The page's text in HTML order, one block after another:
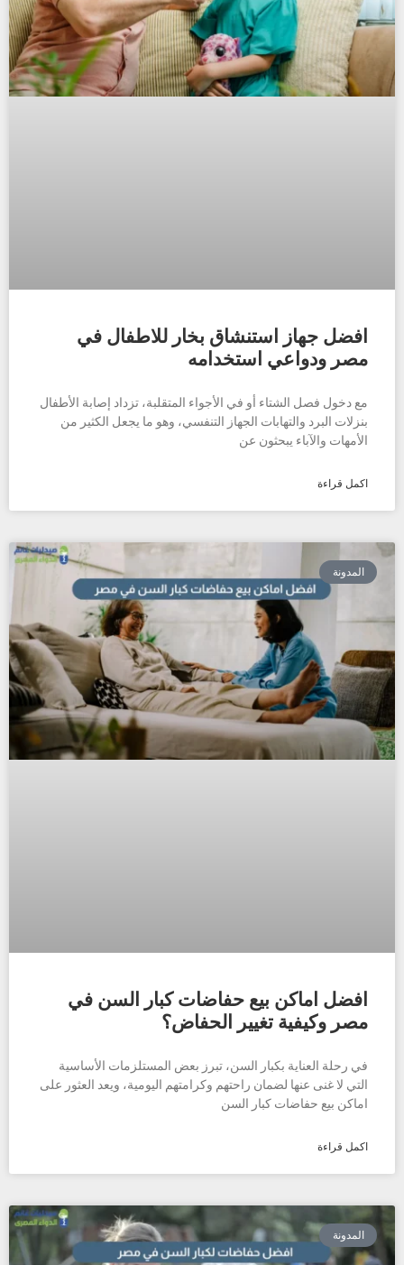
افضل جهاز استنشاق بخار للاطفال في
مصر ودواعي استخدامه
مع دخول فصل الشتاء أو في الأجواء المتقلبة، تزداد إصابة الأطفال
بنزلات البرد والتهابات الجهاز التنفسي، وهو ما يجعل الكثير من
الأمهات والآباء يبحثون عن
اكمل قراءة
المدونة
افضل اماكن بيع حفاضات كبار السن في
مصر وكيفية تغيير الحفاض؟
في رحلة العناية بكبار السن، تبرز بعض المستلزمات الأساسية
التي لا غنى عنها لضمان راحتهم وكرامتهم اليومية، ويعد العثور على
اماكن بيع حفاضات كبار السن
اكمل قراءة
المدونة